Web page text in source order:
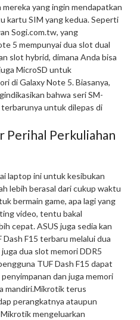
yang ingin mendapatkan
kartu SIM yang kedua. Seperti
Sogi.com.tw, yang
5 mempunyai dua slot dual
slot hybrid, dimana Anda bisa
MicroSD untuk
di Galaxy Note 5. Biasanya,
bahwa seri SM-
untuk dilepas di
Perihal Perkuliahan
laptop ini untuk kesibukan
lebih berasal dari cukup waktu
bermain game, apa lagi yang
video, tentu bakal
cepat. ASUS juga sedia kan
F15 terbaru melalui dua
dua slot memori DDR5
TUF Dash F15 dapat
dan juga memori
mandiri.Mikrotik terus
perangkatnya ataupun
mengeluarkan